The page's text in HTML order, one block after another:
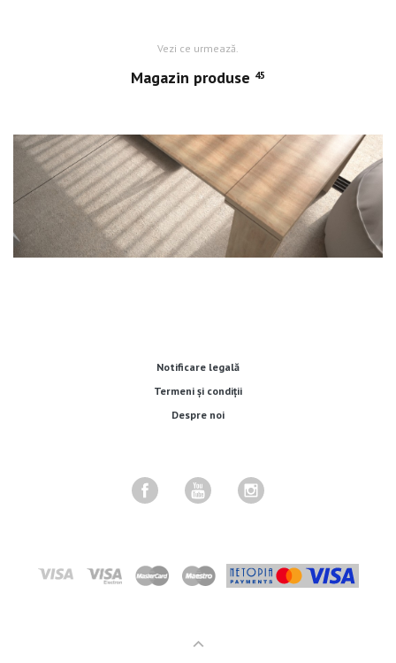
Vezi ce urmează.
Magazin produse 45
Notificare legală
Termeni și condiții
Despre noi